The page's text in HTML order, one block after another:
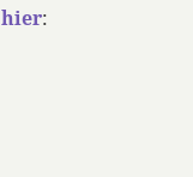
hier: